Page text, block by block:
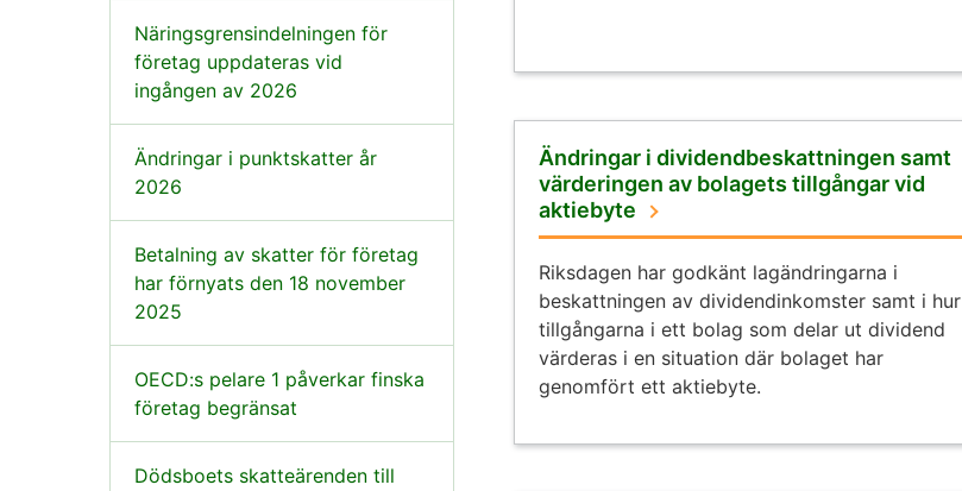
Näringsgrensindelningen för
företag uppdateras vid
ingången av 2026
Ändringar i punktskatter år
2026
Betalning av skatter för företag
har förnyats den 18 november
2025
OECD:s pelare 1 påverkar finska
företag begränsat
Dödsboets skatteärenden till
Ändringar i dividendbeskattningen samt
värderingen av bolagets tillgångar vid
aktiebyte
Riksdagen har godkänt lagändringarna i
beskattningen av dividendinkomster samt i hur
tillgångarna i ett bolag som delar ut dividend
värderas i en situation där bolaget har
genomfört ett aktiebyte.